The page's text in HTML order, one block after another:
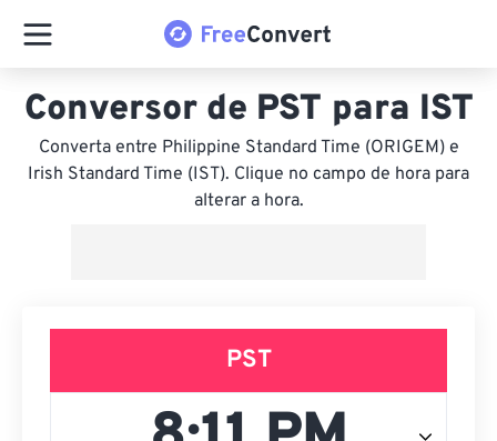
Conversor de PST para IST
Converta entre Philippine Standard Time (ORIGEM) e
Irish Standard Time (IST). Clique no campo de hora para
alterar a hora.
PST